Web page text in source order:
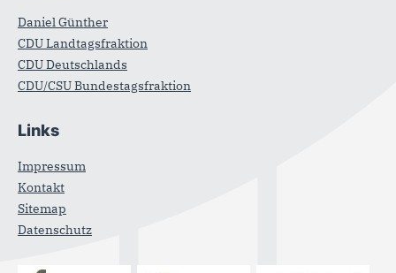
Daniel Günther
CDU Landtagsfraktion
CDU Deutschlands
CDU/CSU Bundestagsfraktion
Links
Impressum
Kontakt
Sitemap
Datenschutz